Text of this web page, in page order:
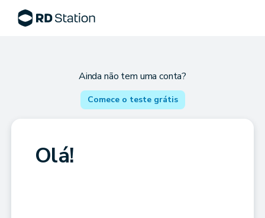
Ainda não tem uma conta?
Comece o teste grátis
Olá!